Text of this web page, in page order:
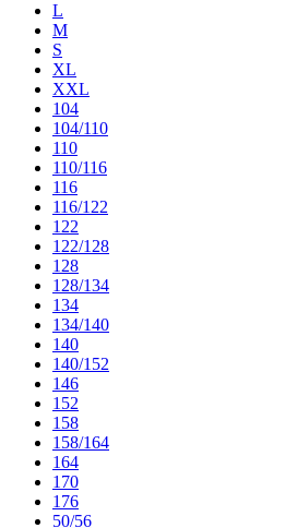
L
M
S
XL
XXL
104
104/110
110
110/116
116
116/122
122
122/128
128
128/134
134
134/140
140
140/152
146
152
158
158/164
164
170
176
50/56